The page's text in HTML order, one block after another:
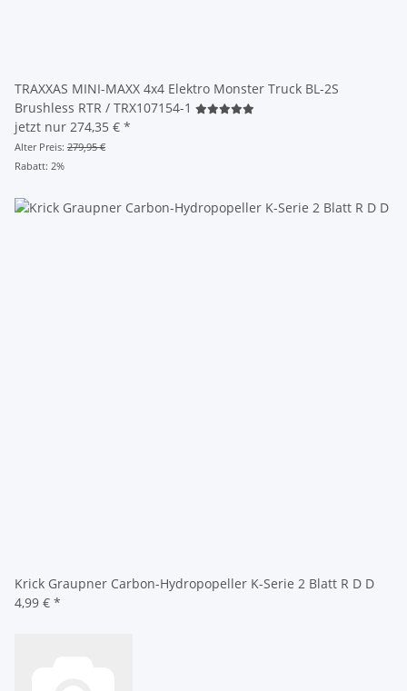
TRAXXAS MINI-MAXX 4x4 Elektro Monster Truck BL-2S
Brushless RTR / TRX107154-1
jetzt nur 274,35 € *
Alter Preis: 279,95 €
Rabatt: 2%
Krick Graupner Carbon-Hydropopeller K-Serie 2 Blatt R D D
4,99 € *